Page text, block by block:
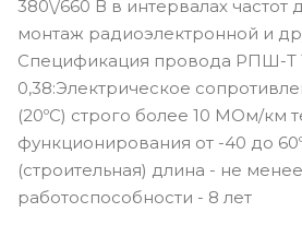
380\/660 В в интервалах частот
монтаж радиоэлектронной и
Спецификация провода РПШ-Т
0,38:Электрическое
(20ºС) строго более 10 МОм/км
функционирования от -40 до
(строительная) длина - не
работоспособности - 8 лет